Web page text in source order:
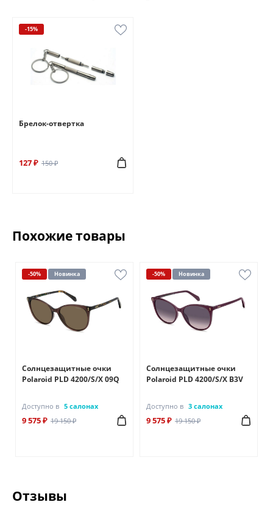
-15%
Брелок-отвертка
127 ₽ 150 ₽
Похожие товары
-50% Новинка
Солнцезащитные очки
Polaroid PLD 4200/S/X 09Q
Доступно в 5 салонах
9 575 ₽ 19 150 ₽
-50% Новинка
Солнцезащитные очки
Polaroid PLD 4200/S/X B3V
Доступно в 3 салонах
9 575 ₽ 19 150 ₽
Отзывы